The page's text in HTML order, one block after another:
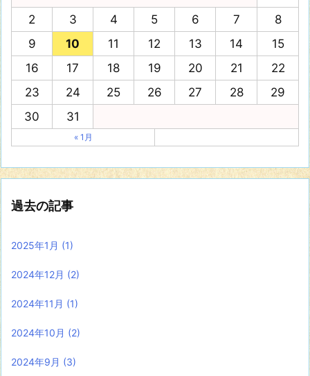
2
3 4 5 6 7
8
9
10 11 12 13 14
15
16
17 18 19 20 21
22
23
24 25 26 27 28
29
30
31
« 1月
過去の記事
2025年1月 (1)
2024年12月 (2)
2024年11月 (1)
2024年10月 (2)
2024年9月 (3)